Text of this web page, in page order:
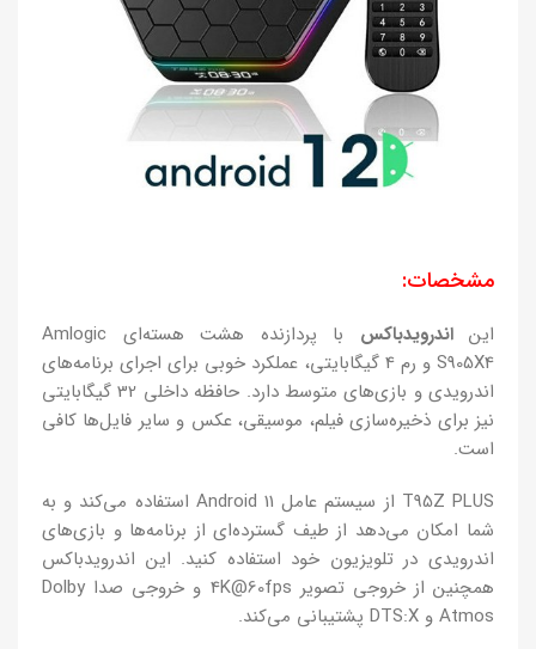
مشخصات:
ایناندرویدباکس
با پردازنده هشت هسته‌ای Amlogic
S905X4 و رم 4 گیگابایتی، عملکرد خوبی برای اجرای برنامه‌های
اندرویدی و بازی‌های متوسط دارد. حافظه داخلی 32 گیگابایتی
نیز برای ذخیره‌سازی فیلم، موسیقی، عکس و سایر فایل‌ها کافی
است.
T95Z PLUS از سیستم عامل Android 11 استفاده می‌کند و به
شما امکان می‌دهد از طیف گسترده‌ای از برنامه‌ها و بازی‌های
اندرویدی در تلویزیون خود استفاده کنید. این اندرویدباکس
همچنین از خروجی تصویر 4K@60fps و خروجی صدا Dolby
Atmos و DTS:X پشتیبانی می‌کند.